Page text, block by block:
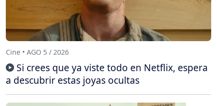
Cine • AGO 5 / 2026
Si crees que ya viste todo en Netflix, espera
a descubrir estas joyas ocultas